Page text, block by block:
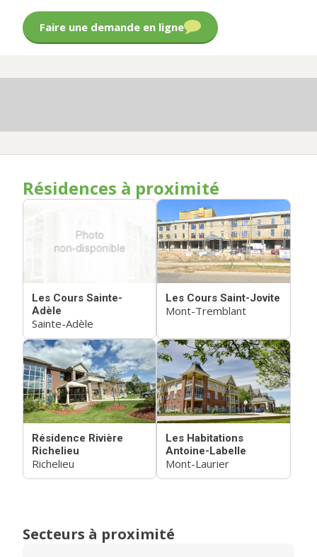
Faire une demande en ligne
Résidences à proximité
Les Cours Sainte-
Adèle
Sainte-Adèle
Les Cours Saint-Jovite
Mont-Tremblant
Résidence Rivière
Richelieu
Richelieu
Les Habitations
Antoine-Labelle
Mont-Laurier
Secteurs à proximité